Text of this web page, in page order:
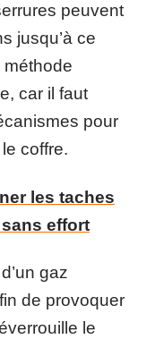
peuvent
jusqu’à ce
méthode
car il faut
pour
coffre.
les taches
effort
gaz
de provoquer
le